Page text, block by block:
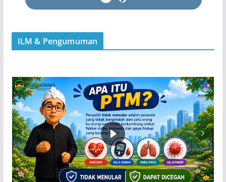
ILM & Pengumuman